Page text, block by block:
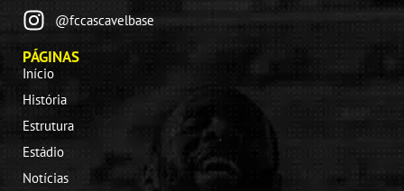
@fccascavelbase
PÁGINAS
Início
História
Estrutura
Estádio
Notícias